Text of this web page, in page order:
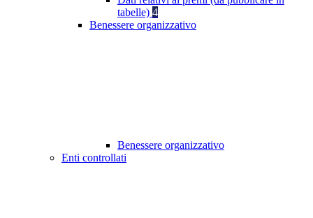
tabelle) 4
Benessere organizzativo
Benessere organizzativo
Enti controllati